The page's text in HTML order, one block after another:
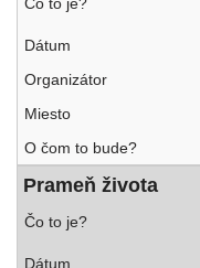
Prameň živo­ta